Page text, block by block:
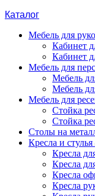
Каталог
Мебель для
Кабинет
Кабинет
Мебель для
Мебель
Мебель
Мебель для
Стойка
Стойка
Столы на
Кресла и стулья
Кресла
Кресла
Кресла
Кресла